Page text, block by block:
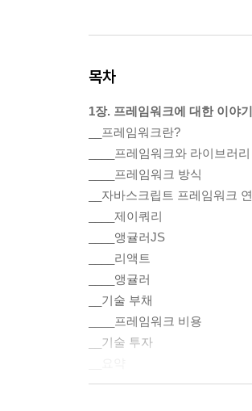
목차
1장. 프레임워크에 대한 이야기
__프레임워크란?
____프레임워크와 라이브러
____프레임워크 방식
__자바스크립트 프레임워크
____제이쿼리
____앵귤러JS
____리액트
____앵귤러
__기술 부채
____프레임워크 비용
__기술 투자